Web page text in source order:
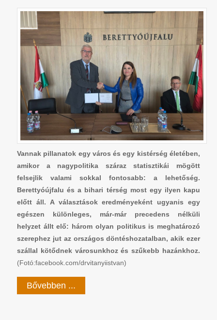
Vannak pillanatok egy város és egy kistérség életében,
amikor a nagypolitika száraz statisztikái mögött
felsejlik valami sokkal fontosabb: a lehetőség.
Berettyóújfalu és a bihari térség most egy ilyen kapu
előtt áll. A választások eredményeként ugyanis egy
egészen különleges, már-már precedens nélküli
helyzet állt elő: három olyan politikus is meghatározó
szerephez jut az országos döntéshozatalban, akik ezer
szállal kötődnek városunkhoz és szűkebb hazánkhoz.
(Fotó:facebook.com/drvitanyiistvan)
Bővebben ...